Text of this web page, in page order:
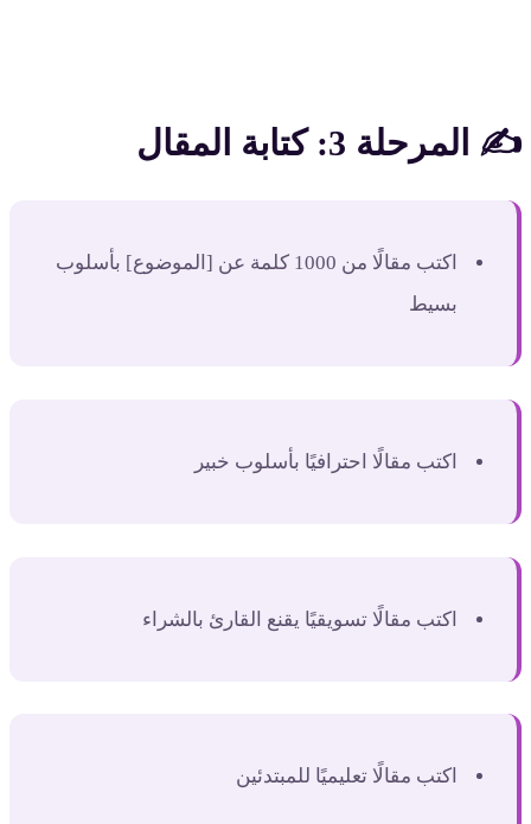
✍️ المرحلة 3: كتابة المقال
اكتب مقالًا من 1000 كلمة عن [الموضوع] بأسلوب
بسيط
اكتب مقالًا احترافيًا بأسلوب خبير
اكتب مقالًا تسويقيًا يقنع القارئ بالشراء
اكتب مقالًا تعليميًا للمبتدئين